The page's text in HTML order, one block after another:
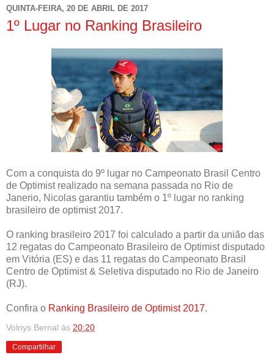
QUINTA-FEIRA, 20 DE ABRIL DE 2017
1º Lugar no Ranking Brasileiro
Com a conquista do 9º lugar no Campeonato Brasil Centro
de Optimist realizado na semana passada no Rio de
Janerio, Nicolas garantiu também o 1º lugar no ranking
brasileiro de optimist 2017.
O ranking brasileiro 2017 foi calculado a partir da união das
12 regatas do Campeonato Brasileiro de Optimist disputado
em Vitória (ES) e das 11 regatas do Campeonato Brasil
Centro de Optimist & Seletiva disputado no Rio de Janeiro
(RJ).
Confira o Ranking Brasileiro de Optimist 2017.
Volnys Bernal às 20:20
Compartilhar